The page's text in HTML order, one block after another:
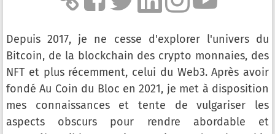
Depuis 2017, je ne cesse d'explorer l'univers du
Bitcoin, de la blockchain des crypto monnaies, des
NFT et plus récemment, celui du Web3. Après avoir
fondé Au Coin du Bloc en 2021, je met à disposition
mes connaissances et tente de vulgariser les
aspects obscurs pour rendre abordable et